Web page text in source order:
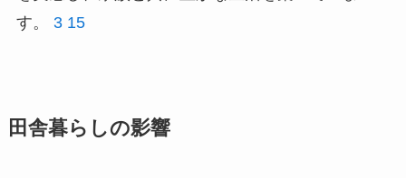
す。 3 15
田舎暮らしの影響